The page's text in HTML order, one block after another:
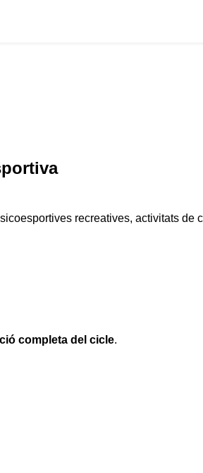
recreatives, activitats
completa del cicle.